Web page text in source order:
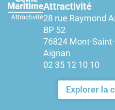
Attractivité
28 rue Raymond
BP 52
76824 Mont-Saint-
Aignan
02 35 12 10 10
Explorer la